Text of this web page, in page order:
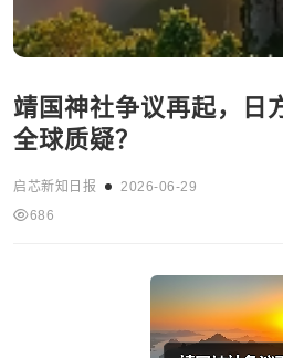
靖国神社争议再起，日
全球质疑？
启芯新知日报
2026-06-29
686